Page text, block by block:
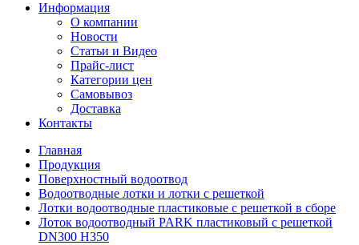
Информация
О компании
Новости
Статьи и Видео
Прайс-лист
Категории цен
Самовывоз
Доставка
Контакты
Главная
Продукция
Поверхностный водоотвод
Водоотводные лотки и лотки с решеткой
Лотки водоотводные пластиковые с решеткой в сборе
Лоток водоотводный PARK пластиковый с решеткой
DN300 H350